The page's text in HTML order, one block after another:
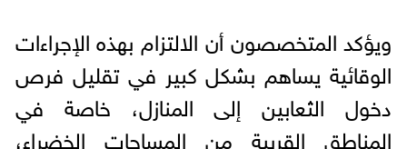
ويؤكد المتخصصون أن الالتزام بهذه الإجراءات
الوقائية يساهم بشكل كبير في تقليل فرص
دخول الثعابين إلى المنازل، خاصة في
المناطق القريبة من المساحات الخضراء،